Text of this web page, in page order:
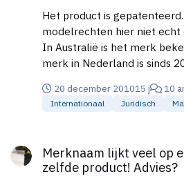
Het product is
modelrechten hier niet echt
In Australië is het merk
merk in Nederland is sinds
mij niet bekend. Morgen heb ik hier een gesprek
over.. Mijn inziens zou zijn, dat de Duitser dit
aangesproken. Dus ik twijffel erg of ik dit wel wil
doorzetten.. Ik heb laatst al eens problemen gehad
20 december 201015 j 10
Internationaal Juridisch
Merknaam lijkt veel op
zelfde product! Advies?